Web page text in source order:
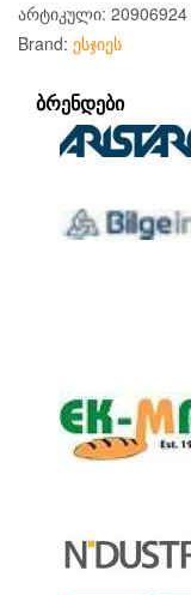
არტიკული: 20906924
Brand: ესჯიეს
ᲑᲠᲔᲜᲓᲔᲑᲘ